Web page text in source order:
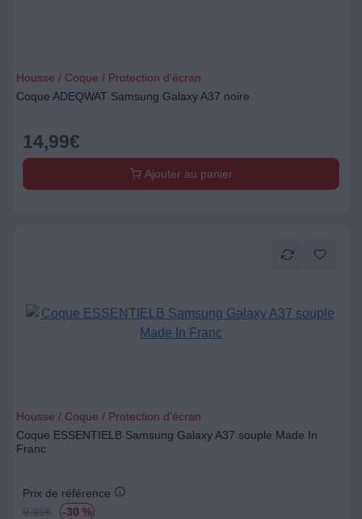
Housse / Coque / Protection d'écran
Coque ADEQWAT Samsung Galaxy A37 noire
14,99€
Ajouter au panier
Housse / Coque / Protection d'écran
Coque ESSENTIELB Samsung Galaxy A37 souple Made In
Franc
Prix de référence
9.99€ -30 %